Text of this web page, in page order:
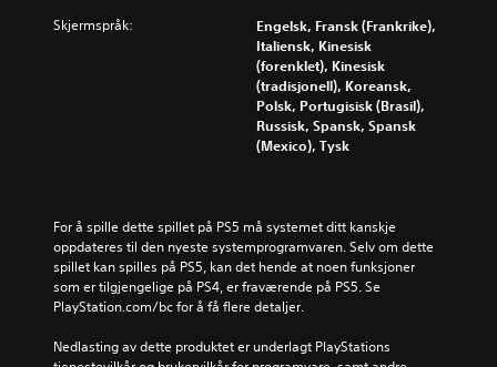
Skjermspråk:
Engelsk, Fransk (Frankrike),
Italiensk, Kinesisk
(forenklet), Kinesisk
(tradisjonell), Koreansk,
Polsk, Portugisisk (Brasil),
Russisk, Spansk, Spansk
(Mexico), Tysk
For å spille dette spillet på PS5 må systemet ditt kanskje
oppdateres til den nyeste systemprogramvaren. Selv om dette
spillet kan spilles på PS5, kan det hende at noen funksjoner
som er tilgjengelige på PS4, er fraværende på PS5. Se
PlayStation.com/bc for å få flere detaljer.
Nedlasting av dette produktet er underlagt PlayStations